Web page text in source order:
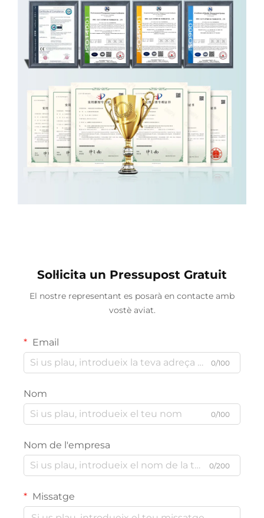
Sol·licita un Pressupost Gratuit
El nostre representant es posarà en contacte amb
vostè aviat.
Email
0/100
Nom
0/100
Nom de l'empresa
0/200
Missatge